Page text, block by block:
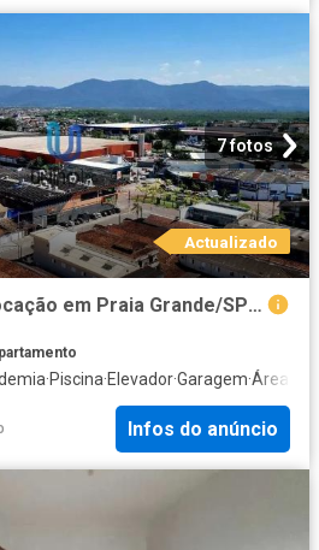
7 fotos
Actualizado
Apartamento para Locação em Praia Grande/SP Guilhermina 2 Quartos
·Piscina·Elevador·Garagem·Área de
Infos do anúncio